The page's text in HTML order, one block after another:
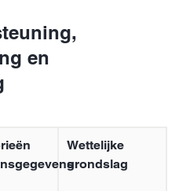
en
Wettelijke
grondslag